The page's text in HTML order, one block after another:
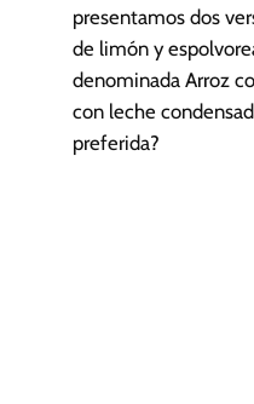
presentamos dos
de limón y
denominada Arroz
con leche
preferida?